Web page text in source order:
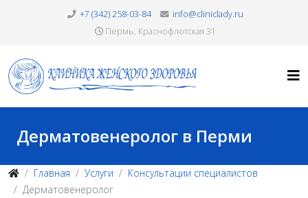
+7 (342) 258-03-84
info@cliniclady.ru
Пермь, Краснофлотская 31
Дерматовенеролог в Перми
Главная Услуги
Консультации специалистов
Дерматовенеролог